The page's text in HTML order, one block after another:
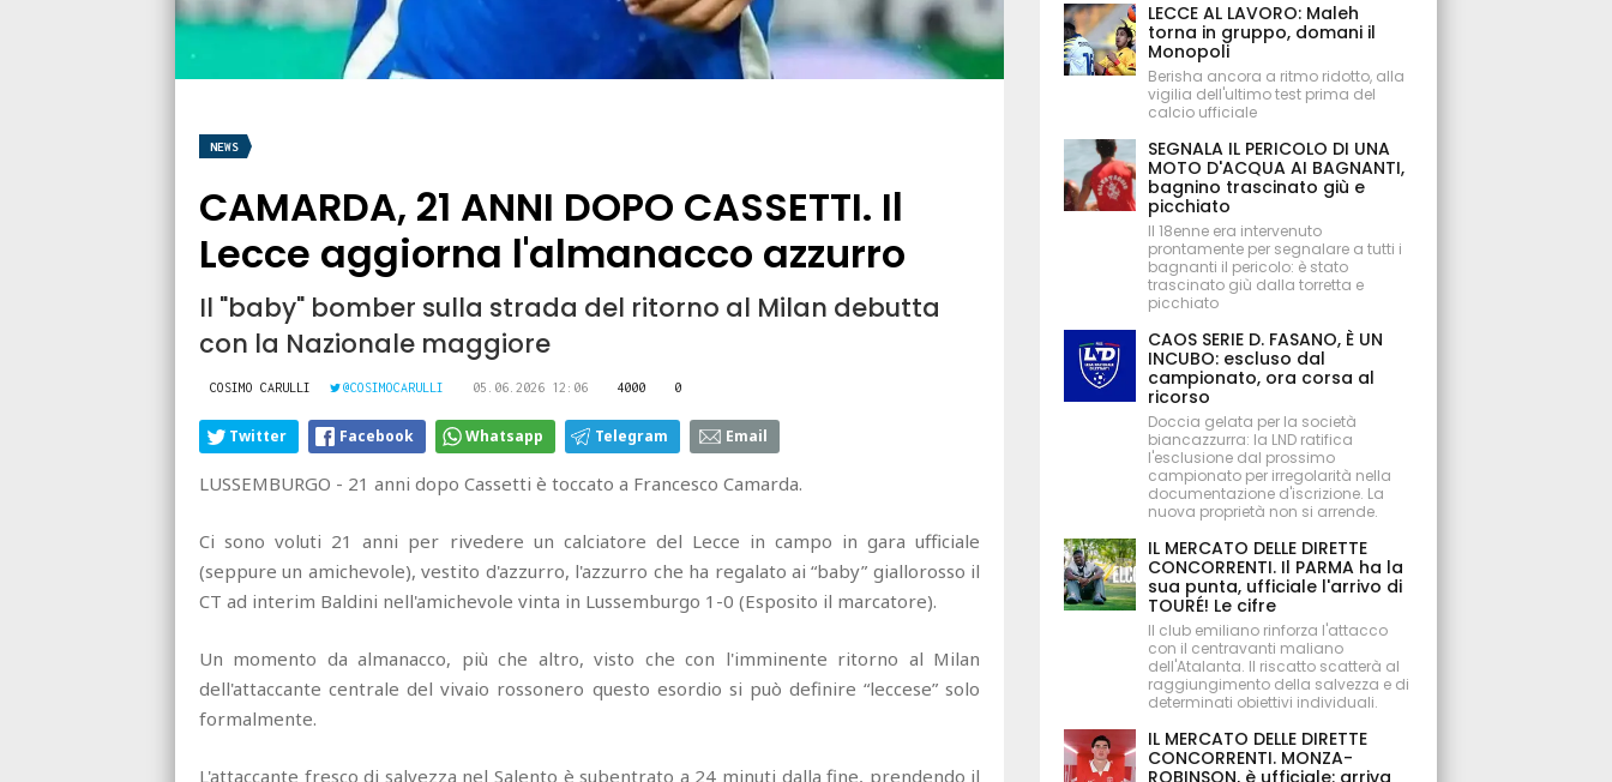
NEWS
CAMARDA, 21 ANNI DOPO CASSETTI. Il
Lecce aggiorna l'almanacco azzurro
Il "baby" bomber sulla strada del ritorno al Milan debutta
con la Nazionale maggiore
COSIMO CARULLI @COSIMOCARULLI 05.06.2026 12:06 4000 0
Twitter Facebook Whatsapp Telegram Email
LUSSEMBURGO - 21 anni dopo Cassetti è toccato a Francesco Camarda.
Ci sono voluti 21 anni per rivedere un calciatore del Lecce in campo in gara ufficiale
(seppure un amichevole), vestito d'azzurro, l'azzurro che ha regalato ai “baby” giallorosso il
CT ad interim Baldini nell'amichevole vinta in Lussemburgo 1-0 (Esposito il marcatore).
Un momento da almanacco, più che altro, visto che con l'imminente ritorno al Milan
dell'attaccante centrale del vivaio rossonero questo esordio si può definire “leccese” solo
formalmente.
L'attaccante fresco di salvezza nel Salento è subentrato a 24 minuti dalla fine, prendendo il
LECCE AL LAVORO: Maleh
torna in gruppo, domani il
Monopoli
Berisha ancora a ritmo ridotto, alla
vigilia dell'ultimo test prima del
calcio ufficiale
SEGNALA IL PERICOLO DI UNA
MOTO D'ACQUA AI BAGNANTI,
bagnino trascinato giù e
picchiato
Il 18enne era intervenuto
prontamente per segnalare a tutti i
bagnanti il pericolo: è stato
trascinato giù dalla torretta e
picchiato
CAOS SERIE D. FASANO, È UN
INCUBO: escluso dal
campionato, ora corsa al
ricorso
Doccia gelata per la società
biancazzurra: la LND ratifica
l'esclusione dal prossimo
campionato per irregolarità nella
documentazione d'iscrizione. La
nuova proprietà non si arrende.
IL MERCATO DELLE DIRETTE
CONCORRENTI. Il PARMA ha la
sua punta, ufficiale l'arrivo di
TOURÉ! Le cifre
Il club emiliano rinforza l'attacco
con il centravanti maliano
dell'Atalanta. Il riscatto scatterà al
raggiungimento della salvezza e di
determinati obiettivi individuali.
IL MERCATO DELLE DIRETTE
CONCORRENTI. MONZA-
ROBINSON, è ufficiale: arriva